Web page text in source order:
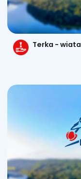
Terka - wiata